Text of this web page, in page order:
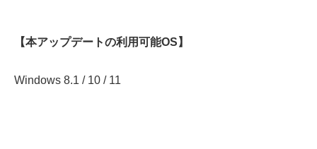
【本アップデートの利用可能OS】
Windows 8.1 / 10 / 11